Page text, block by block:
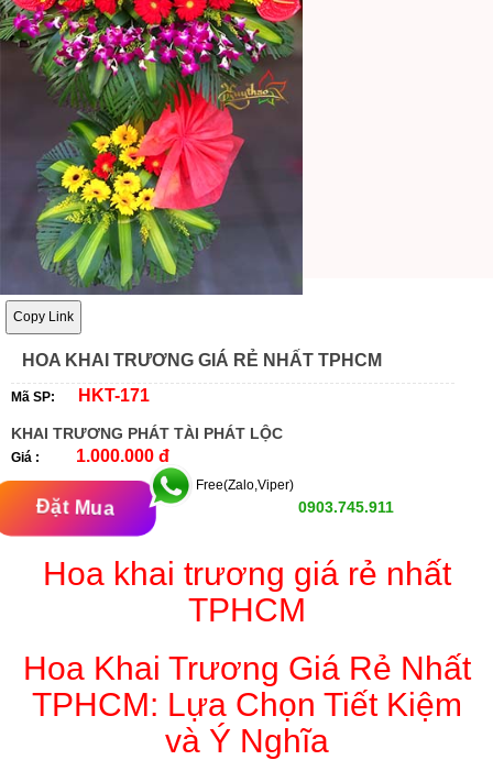
Copy Link
HOA KHAI TRƯƠNG GIÁ RẺ NHẤT TPHCM
Mã SP: HKT-171
KHAI TRƯƠNG PHÁT TÀI PHÁT LỘC
Giá : 1.000.000 đ
Đặt Mua
Free(Zalo,Viper)
0903.745.911
Hoa khai trương giá rẻ nhất
TPHCM
Hoa Khai Trương Giá Rẻ Nhất
TPHCM: Lựa Chọn Tiết Kiệm
và Ý Nghĩa